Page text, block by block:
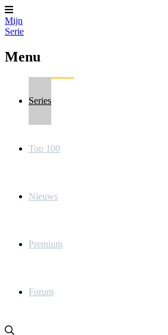
Mijn
Serie
Menu
Series
Top 100
Nieuws
Premium
Forum